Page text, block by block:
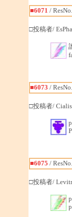
■6071 /
□投稿者/
■6073 /
□投稿者/
■6075 /
□投稿者/